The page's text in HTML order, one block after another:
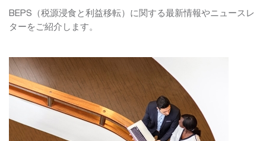
BEPS（税源浸食と利益移転）に関する最新情報やニュースレ
ターをご紹介します。